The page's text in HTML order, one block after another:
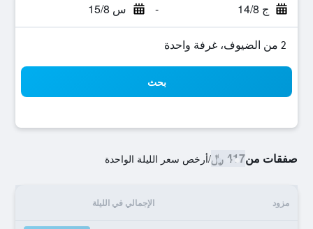
ج 14/8 - س 15/8
2 من الضيوف، غرفة واحدة
بحث
صفقات من417 ﷼ /أرخص سعر الليلة الواحدة
مزود الإجمالي في الليلة